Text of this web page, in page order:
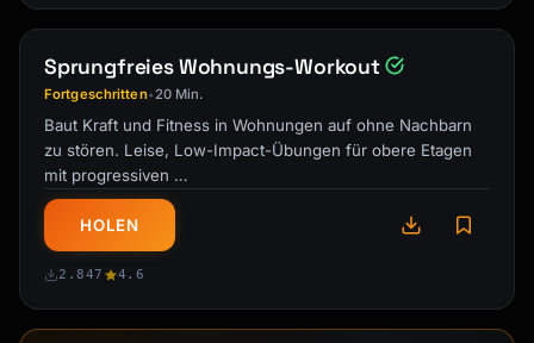
Sprungfreies Wohnungs-Workout
Fortgeschritten•20 Min.
Baut Kraft und Fitness in Wohnungen auf ohne Nachbarn
zu stören. Leise, Low-Impact-Übungen für obere Etagen
mit progressiven …
HOLEN
2.847 4.6